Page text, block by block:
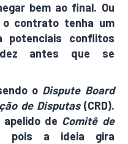
bem ao final. Ou
contrato tenha um
potenciais conflitos
antes que se
o Dispute Board
de Disputas(CRD).
de Comitê de
pois a ideia gira